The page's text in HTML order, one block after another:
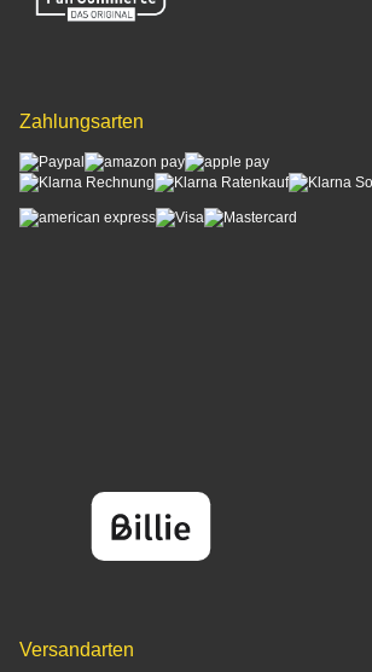
Zahlungsarten
Versandarten